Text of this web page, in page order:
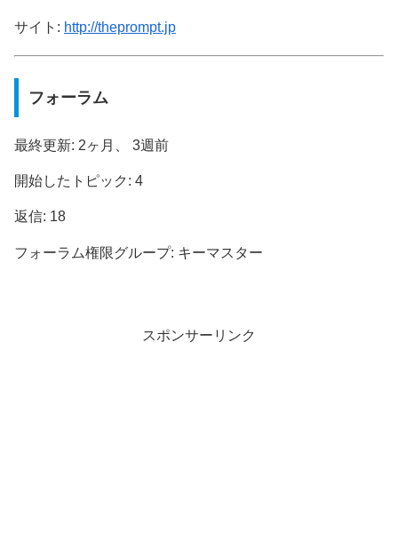
サイト: http://theprompt.jp
フォーラム
最終更新: 2ヶ月、 3週前
開始したトピック: 4
返信: 18
フォーラム権限グループ: キーマスター
スポンサーリンク